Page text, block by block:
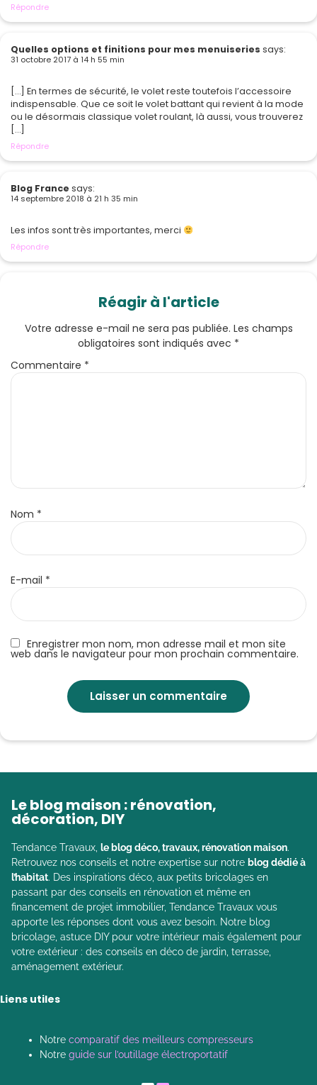
Répondre
Quelles options et finitions pour mes menuiseries says:
31 octobre 2017 à 14 h 55 min
[…] En termes de sécurité, le volet reste toutefois l’accessoire
indispensable. Que ce soit le volet battant qui revient à la mode
ou le désormais classique volet roulant, là aussi, vous trouverez
[…]
Répondre
Blog France says:
14 septembre 2018 à 21 h 35 min
Les infos sont très importantes, merci
Répondre
Réagir à l'article
Enregistrer mon nom, mon adresse mail et mon site
web dans le navigateur pour mon prochain commentaire.
Votre adresse e-mail ne sera pas publiée. Les champs
obligatoires sont indiqués avec *
Commentaire *
Nom *
E-mail *
Le blog maison : rénovation,
décoration, DIY
Tendance Travaux, le blog déco, travaux, rénovation maison.
Retrouvez nos conseils et notre expertise sur notre blog dédié à
l’habitat. Des inspirations déco, aux petits bricolages en
passant par des conseils en rénovation et même en
financement de projet immobilier, Tendance Travaux vous
apporte les réponses dont vous avez besoin. Notre blog
bricolage, astuce DIY pour votre intérieur mais également pour
votre extérieur : des conseils en déco de jardin, terrasse,
aménagement extérieur.
Liens utiles
Notre comparatif des meilleurs compresseurs
Notre guide sur l’outillage électroportatif